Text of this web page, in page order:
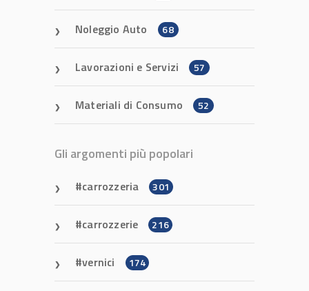
Noleggio Auto 68
Lavorazioni e Servizi 57
Materiali di Consumo 52
Gli argomenti più popolari
carrozzeria 301
carrozzerie 216
vernici 174